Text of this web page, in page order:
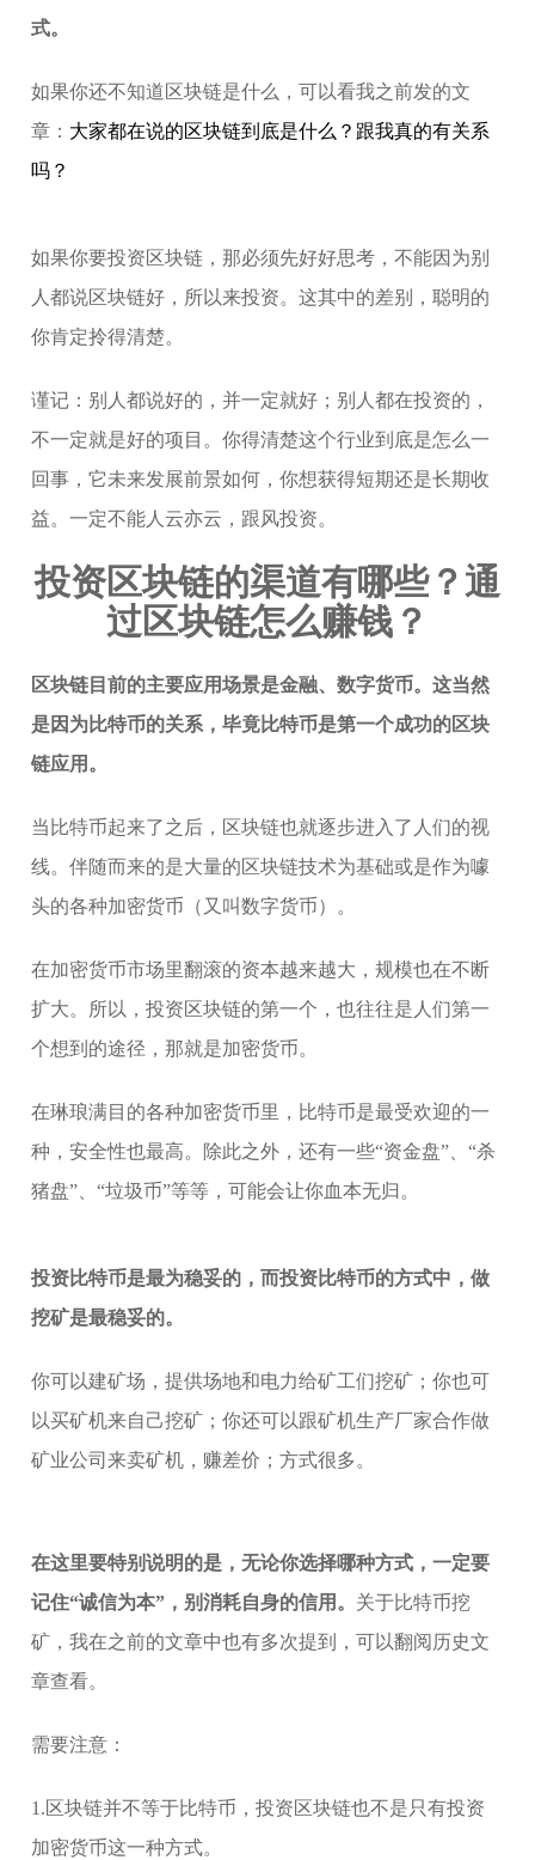
式。
如果你还不知道区块链是什么，可以看我之前发的文
章： 大家都在说的区块链到底是什么？跟我真的有关系
吗？
如果你要投资区块链，那必须先好好思考，不能因为别
人都说区块链好，所以来投资。这其中的差别，聪明的
你肯定拎得清楚。
谨记：别人都说好的，并一定就好；别人都在投资的，
不一定就是好的项目。你得清楚这个行业到底是怎么一
回事，它未来发展前景如何，你想获得短期还是长期收
益。一定不能人云亦云，跟风投资。
投资区块链的渠道有哪些？通
过区块链怎么赚钱？
区块链目前的主要应用场景是金融、数字货币。这当然
是因为比特币的关系，毕竟比特币是第一个成功的区块
链应用。
当比特币起来了之后，区块链也就逐步进入了人们的视
线。伴随而来的是大量的区块链技术为基础或是作为噱
头的各种加密货币（又叫数字货币）。
在加密货币市场里翻滚的资本越来越大，规模也在不断
扩大。所以，投资区块链的第一个，也往往是人们第一
个想到的途径，那就是加密货币。
在琳琅满目的各种加密货币里，比特币是最受欢迎的一
种，安全性也最高。除此之外，还有一些“资金盘”、“杀
猪盘”、“垃圾币”等等，可能会让你血本无归。
投资比特币是最为稳妥的，而投资比特币的方式中，做
挖矿是最稳妥的。
你可以建矿场，提供场地和电力给矿工们挖矿；你也可
以买矿机来自己挖矿；你还可以跟矿机生产厂家合作做
矿业公司来卖矿机，赚差价；方式很多。
在这里要特别说明的是，无论你选择哪种方式，一定要
记住“诚信为本”，别消耗自身的信用。 关于比特币挖
矿，我在之前的文章中也有多次提到，可以翻阅历史文
章查看。
需要注意：
1.区块链并不等于比特币，投资区块链也不是只有投资
加密货币这一种方式。